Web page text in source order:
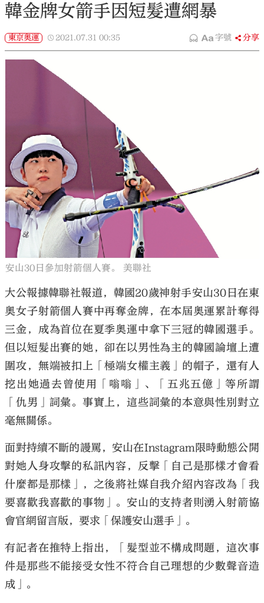
韓金牌女箭手因短髮遭網暴
東京奧運 2021.07.31 00:35 字號 分享
安山30日參加射箭個人賽。 美聯社
大公報據韓聯社報道，韓國20歲神射手安山30日在東
奧女子射箭個人賽中再奪金牌，在本屆奧運累計奪得
三金，成為首位在夏季奧運中拿下三冠的韓國選手。
但以短髮出賽的她，卻在以男性為主的韓國論壇上遭
圍攻，無端被扣上「極端女權主義」的帽子，還有人
挖出她過去曾使用「嗡嗡」、「五兆五億」等所謂
「仇男」詞彙。事實上，這些詞彙的本意與性別對立
毫無關係。
面對持續不斷的謾罵，安山在Instagram限時動態公開
對她人身攻擊的私訊內容，反擊「自己是那樣才會看
什麼都是那樣」，之後將社媒自我介紹內容改為「我
要喜歡我喜歡的事物」。安山的支持者則湧入射箭協
會官網留言版，要求「保護安山選手」。
有記者在推特上指出，「髮型並不構成問題，這次事
件是那些不能接受女性不符合自己理想的少數聲音造
成」。